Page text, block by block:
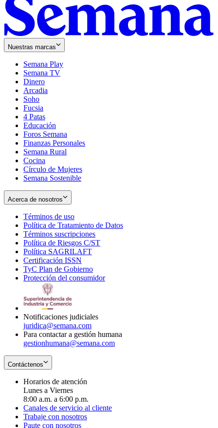
Nuestras marcas
Semana Play
Semana TV
Dinero
Arcadia
Soho
in
new
window
Fucsia
in
new
window
4 Patas
Educación
Foros Semana
Finanzas Personales
Semana Rural
Cocina
Círculo de Mujeres
Semana Sostenible
Acerca de nosotros
Términos de uso
in
new
window
Política de Tratamiento de Datos
Términos suscripciones
in
Política de Riesgos C/ST
Política SAGRILAFT
new
window
Certificación ISSN
in
new
TyC Plan de Gobierno
in
Protección del consumidorOpens
Notificaciones judiciales
juridica@semana.com
Para contactar a gestión humana
gestionhumana@semana.com
Contáctenos
Horarios de atención
Lunes a Viernes
8:00 a.m. a 6:00 p.m.
Canales de servicio al cliente
Trabaje con nosotros
Paute con nosotros